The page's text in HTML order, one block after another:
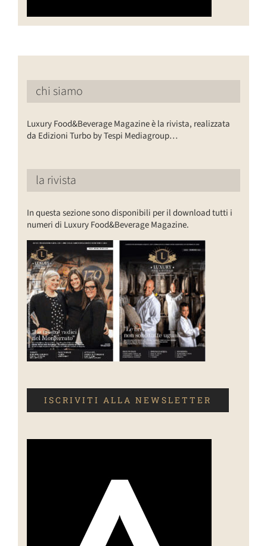
chi siamo
Luxury Food&Beverage Magazine è la rivista, realizzata
da Edizioni Turbo by Tespi Mediagroup…
la rivista
In questa sezione sono disponibili per il download tutti i
numeri di Luxury Food&Beverage Magazine.
ISCRIVITI ALLA NEWSLETTER